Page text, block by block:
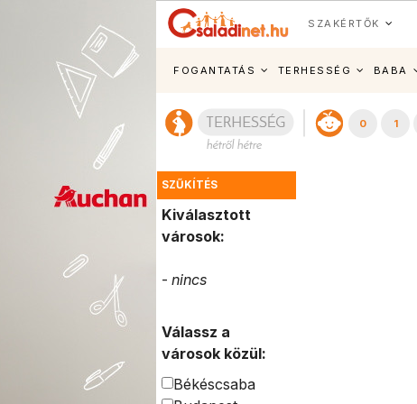
SZAKÉRTŐK
FOGANTATÁS TERHESSÉG BABA
0 1
SZŰKÍTÉS
Kiválasztott
városok:
- nincs
Válassz a
városok közül:
Békéscsaba